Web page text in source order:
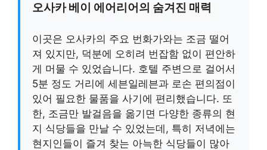
오사카 베이 에어리어의 숨겨진 매력
이곳은 오사카의 주요 번화가와는 조금 떨어
져 있지만, 덕분에 오히려 번잡함 없이 편안하
게 머물 수 있었습니다. 호텔 주변으로 걸어서
5분 정도 거리에 세븐일레븐과 로손 편의점이
있어 필요한 물품을 사기에 편리했습니다. 또
한, 조금만 발걸음을 옮기면 다양한 종류의 현
지 식당들을 만날 수 있었는데, 특히 저녁에는
현지인들이 즐겨 찾는 아늑한 식당들이 많아